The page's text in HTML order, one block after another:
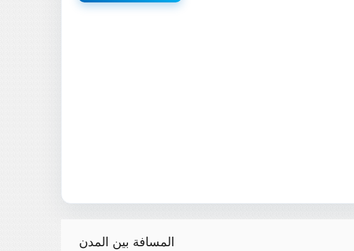
المسافة بين المدن